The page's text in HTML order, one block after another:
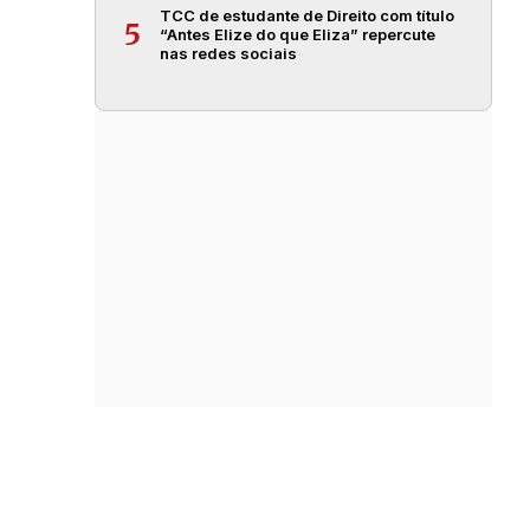
5
TCC de estudante de Direito com título
“Antes Elize do que Eliza” repercute
nas redes sociais